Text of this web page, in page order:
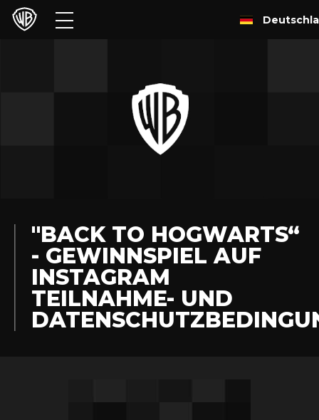
Filme
Licensing
"BACK TO HOGWARTS“
- GEWINNSPIEL AUF
INSTAGRAM
TEILNAHME- UND